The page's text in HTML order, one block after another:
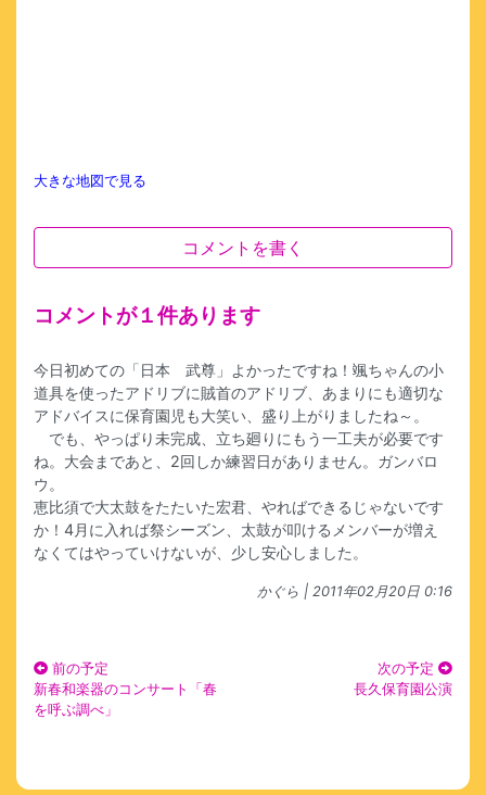
大きな地図で見る
コメントを書く
コメントが１件あります
今日初めての「日本 武尊」よかったですね！颯ちゃんの小
道具を使ったアドリブに賊首のアドリブ、あまりにも適切な
アドバイスに保育園児も大笑い、盛り上がりましたね～。
でも、やっぱり未完成、立ち廻りにもう一工夫が必要です
ね。大会まであと、2回しか練習日がありません。ガンバロ
ウ。
恵比須で大太鼓をたたいた宏君、やればできるじゃないです
か！4月に入れば祭シーズン、太鼓が叩けるメンバーが増え
なくてはやっていけないが、少し安心しました。
かぐら | 2011年02月20日 0:16
前の予定
新春和楽器のコンサート「春
を呼ぶ調べ」
次の予定
長久保育園公演